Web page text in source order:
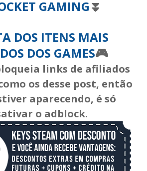
GAMING⏬
DOS ITENS MAIS
DOS GAMES🎮
links de afiliados
os desse post, então
aparecendo, é só
o adblock.